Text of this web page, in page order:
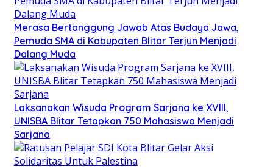
Merasa Bertanggung Jawab Atas Budaya Jawa,
Pemuda SMA di Kabupaten Blitar Terjun Menjadi
Dalang Muda
Laksanakan Wisuda Program Sarjana ke XVIII,
UNISBA Blitar Tetapkan 750 Mahasiswa Menjadi
Sarjana